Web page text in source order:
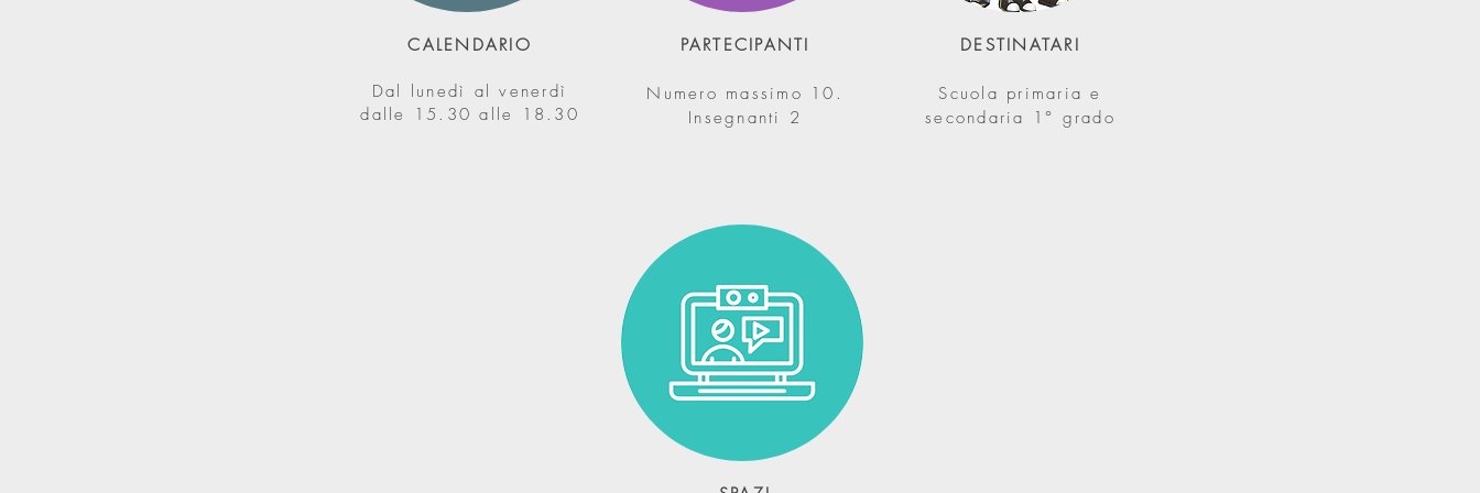
CALENDARIO
Dal lunedì al venerdì
dalle 15.30 alle 18.30
PARTECIPANTI
Numero massimo 10.
Insegnanti 2
DESTINATARI
Scuola primaria e
secondaria 1° grado